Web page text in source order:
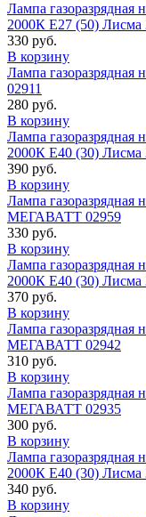
Лампа газоразрядная
2000К E27 (50) Лисма
330 руб.
В корзину
Лампа
02911
280 руб.
В корзину
Лампа газоразрядная
2000К E40 (30) Лисма
390 руб.
В корзину
Лампа газоразрядная
МЕГАВАТТ 02959
330 руб.
В корзину
Лампа газоразрядная
2000К E40 (30) Лисма
370 руб.
В корзину
Лампа газоразрядная
МЕГАВАТТ 02942
310 руб.
В корзину
Лампа газоразрядная
МЕГАВАТТ 02935
300 руб.
В корзину
Лампа газоразрядная
2000К E40 (30) Лисма
340 руб.
В корзину